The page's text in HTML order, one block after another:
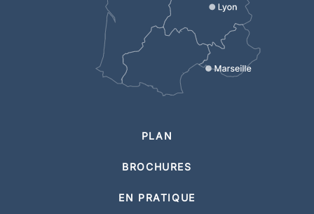
PLAN
BROCHURES
EN PRATIQUE